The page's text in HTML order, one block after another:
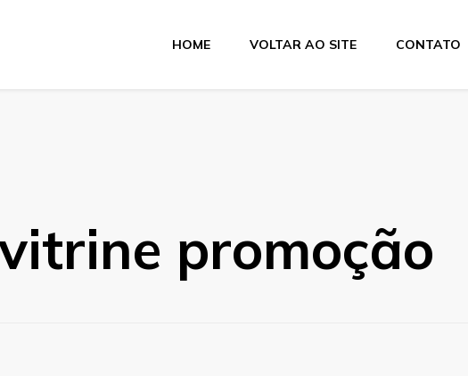
Suprimentos
HOME VOLTAR AO SITE CONTATO
promoção